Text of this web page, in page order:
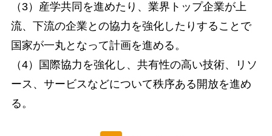
（3）産学共同を進めたり、業界トップ企業が上
流、下流の企業との協力を強化したりすることで
国家が一丸となって計画を進める。
（4）国際協力を強化し、共有性の高い技術、リソ
ース、サービスなどについて秩序ある開放を進め
る。